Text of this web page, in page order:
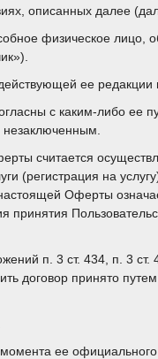
описанных далее
физическое лицо,
ее редакции
с каким-либо ее
незаключенным.
считается
(регистрация на
Оферты
п. 3 ст. 434, п. 3
договор принято
ее